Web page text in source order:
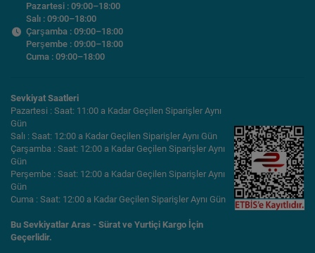
Pazartesi : 09:00–18:00
Salı : 09:00–18:00
Çarşamba : 09:00–18:00
Perşembe : 09:00–18:00
Cuma : 09:00–18:00
Sevkiyat Saatleri
Pazartesi : Saat: 11:00 a Kadar Geçilen Siparişler Aynı
Gün
Salı : Saat: 12:00 a Kadar Geçilen Siparişler Aynı Gün
Çarşamba : Saat: 12:00 a Kadar Geçilen Siparişler Aynı
Gün
Perşembe : Saat: 12:00 a Kadar Geçilen Siparişler Aynı
Gün
Cuma : Saat: 12:00 a Kadar Geçilen Siparişler Aynı Gün
Bu Sevkiyatlar Aras - Sürat ve Yurtiçi Kargo İçin
Geçerlidir.